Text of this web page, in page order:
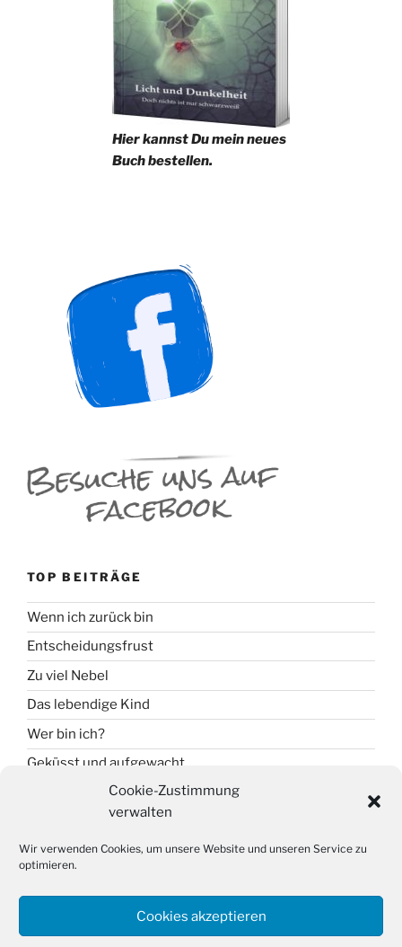
Cookie-Zustimmung
verwalten
Wir verwenden Cookies, um unsere Website und unseren Service zu
optimieren.
Cookies akzeptieren
Hier kannst Du mein neues
Buch bestellen.
TOP BEITRÄGE
Wenn ich zurück bin
Entscheidungsfrust
Zu viel Nebel
Das lebendige Kind
Wer bin ich?
Geküsst und aufgewacht
Suche